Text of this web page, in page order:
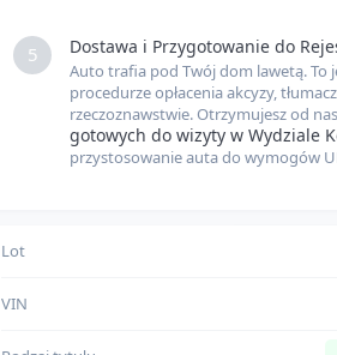
Lot
VIN
5 Dostawa i Przygotowanie do
Auto trafia pod Twój dom lawetą. To
procedurze opłacenia akcyzy,
rzeczoznawstwie. Otrzymujesz od nas
gotowych do wizyty w Wydziale
przystosowanie auta do wymogów